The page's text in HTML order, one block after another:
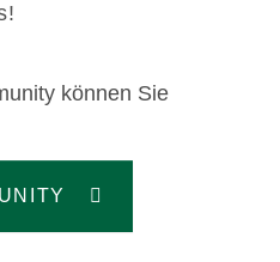
können Sie